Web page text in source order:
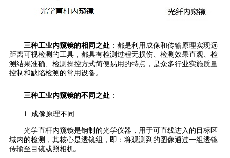
三种工业内窥镜的相同之处 ：都是利用成像和传输原理实现远
距离可视检测的工具，都具有检测过程无损伤、检测效果直观、检
测结果准确、检测操控方式简便易用的特点，是众多行业实施质量
控制和缺陷检测的常用设备。
三种工业内窥镜的不同之处 ：
1. 成像原理不同
光学直杆内窥镜是钢制的光学仪器，用于可直线进入的目标区
域内的检测，其核心是透镜组，即：将观测到的图像通过一组透镜
传输至目镜或照相机。